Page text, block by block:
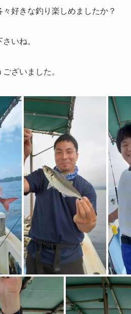
好きな釣り楽しめましたか？
いね。
ざいました。